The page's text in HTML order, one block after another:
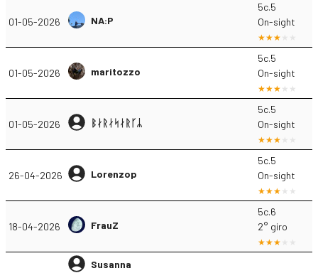
01-05-2026 NA:P
5c.5
On-sight
01-05-2026 maritozzo
5c.5
On-sight
01-05-2026 ᛒᛅᚱᛅᛋᛅᚱᚴᛦ
5c.5
On-sight
26-04-2026 Lorenzop
5c.5
On-sight
18-04-2026 FrauZ
5c.6
2° giro
Susanna